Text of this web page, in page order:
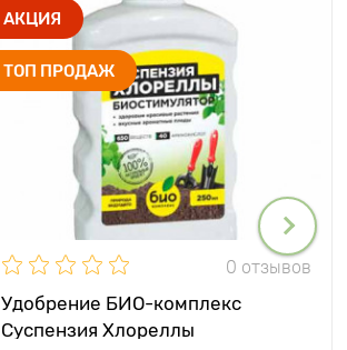
АКЦИЯ
ТОП ПРОДАЖ
0 отзывов
Удобрение БИО-комплекс
Суспензия Хлореллы